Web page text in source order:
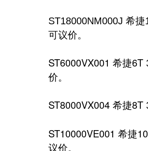
ST18000NM000J 希捷
可议价。
ST6000VX001 希捷6T
价。
ST8000VX004 希捷8T
ST10000VE001 希捷
议价。